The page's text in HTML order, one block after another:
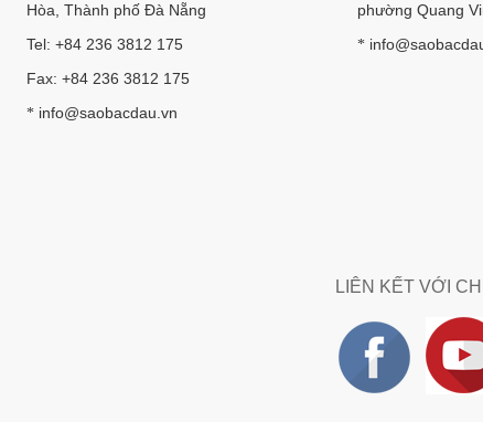
Hòa, Thành phố Đà Nẵng
Tel: +84 236 3812 175
Fax: +84 236 3812 175
* info@saobacdau.vn
phường Quang
*
LIÊN KẾT VỚI